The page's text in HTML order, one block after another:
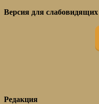
Версия для слабовидящих
Редакция